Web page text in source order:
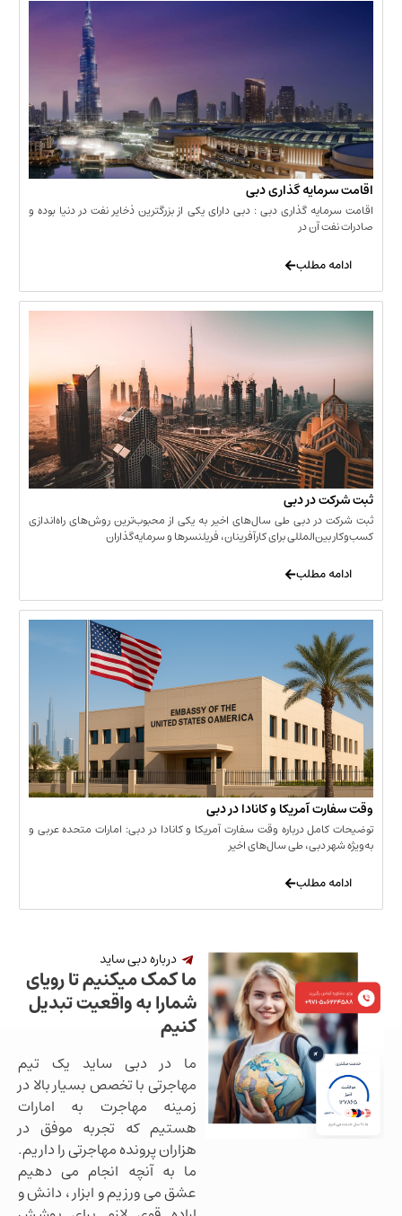
گذاری دبی
گذاری دبی : دبی دارای یکی از بزرگترین ذخایر نفت در دنیا بوده و
در دبی
دبی طی سال‌های اخیر به یکی از محبوب‌ترین روش‌های راه‌اندازی
برای کارآفرینان، فریلنسرها و سرمایه‌گذاران
آمریکا و کانادا در دبی
درباره وقت سفارت آمریکا و کانادا در دبی: امارات متحده عربی و
دبی، طی سال‌های اخیر
درباره دبی ساید
ما کمک میکنیم تا رویای
شمارا به واقعیت تبدیل
کنیم
ما در دبی ساید یک تیم
مهاجرتی با تخصص بسیار بالا در
زمینه مهاجرت به امارات
هستیم که تجربه موفق در
هزاران پرونده مهاجرتی را داریم.
ما به آنچه انجام می دهیم
عشق می ورزیم و ابزار ، دانش و